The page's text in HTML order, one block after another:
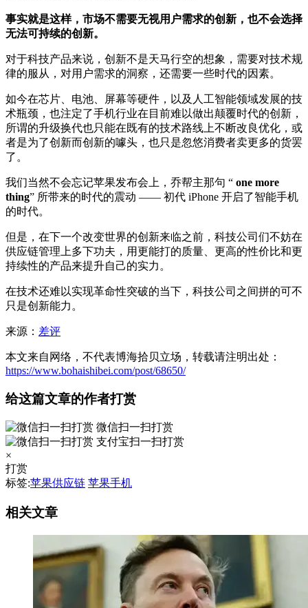
事实就是这样，市场不需要无视用户需求的创新，也不会选择
无法可持续的创新。
对于科技产品来说，创新不是天马行空的想象，需要对技术规
律的服从，对用户需求的洞察，还需要一些时代的因素。
如今在芯片、电池、屏幕等硬件，以及人工智能领域发展的技
术瓶颈，也注定了手机行业在目前难以做出颠覆时代的创新，
所谓的升级换代也只能在既有的技术路线上不断改良优化，或
者是为了创新而创新的噱头，也只是忽悠消费者卖更多的货罢
了。
我们当然不会忘记苹果发布会上，乔帮主那句 “ one more
thing” 所带来的时代的震动 —— 初代 iPhone 开启了智能手机
的时代。
但是，在下一个改变世界的创新来临之前，科技公司们不妨在
供应链管理上多下功夫，用更能打的质量、更高的性价比和更
持续性的产品来提升自己的实力。
在技术还难以实现革命性突破的当下，科技公司之间拼的可不
只是创新能力。
来源： 差评
本文来自网络，不代表博海拾贝立场，转载请注明出处：
https://www.bohaishibei.com/post/68650/
给这篇文章的作者打赏
微信扫一扫打赏
支付宝扫一扫打赏
×
打赏
标签:苹果供应链 苹果手机
相关文章